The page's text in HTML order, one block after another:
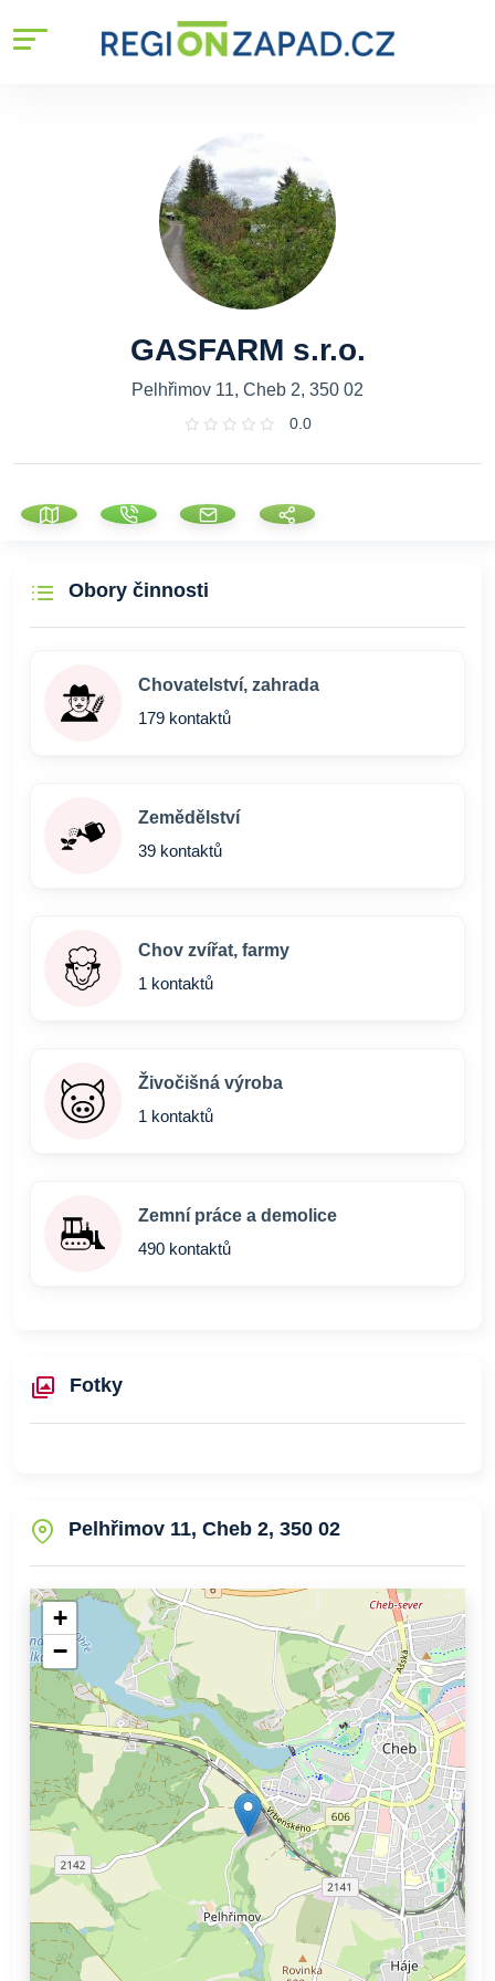
GASFARM s.r.o.
Pelhřimov 11, Cheb 2, 350 02
0.0
Obory činnosti
Chovatelství, zahrada
179 kontaktů
Zemědělství
39 kontaktů
Chov zvířat, farmy
1 kontaktů
Živočišná výroba
1 kontaktů
Zemní práce a demolice
490 kontaktů
Fotky
Pelhřimov 11, Cheb 2, 350 02
+
−